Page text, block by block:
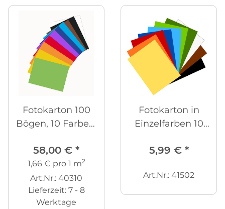
Fotokarton 100
Bögen, 10 Farben,
58,00 € *
1,66 € pro 1 m2
Art.Nr.: 40310
Lieferzeit: 7 - 8
Werktage
Fotokarton in
Einzelfarben 10
300 g/m²
5,99 € *
Art.Nr.: 41502